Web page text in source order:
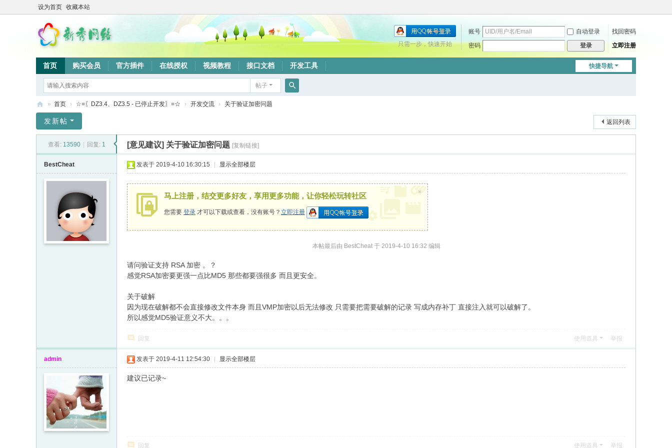
设为首页 收藏本站
账号 自动登录
找回密码
密码
登录 立即注册
只需一步，快速开始
快捷导航
首页 购买会员 官方插件 在线授权 视频教程 接口文档 开发工具
帖子
秀
» 首页 › ☆=〖DZ3.4、DZ3.5 - 已停止开发〗=☆ › 开发交流 › 关于验证加密问题
返回列表
发新帖
查看: 13590 回复: 1 [意见建议] 关于验证加密问题 [复制链接]
BestCheat 发表于 2019-4-10 16:30:15 显示全部楼层
马上注册，结交更多好友，享用更多功能，让你轻松玩转社区
您需要 登录 才可以下载或查看，没有账号？ 立即注册
×
本帖最后由 BestCheat 于 2019-4-10 16:32 编辑
请问验证支持 RSA 加密 。？
感觉RSA加密要更强一点比MD5 那些都要强很多 而且更安全。
关于破解
因为现在破解都不会直接修改文件本身 而且VMP加密以后无法修改 只需要把需要破解的记录 写成内存补丁 直接注入就可以破解了。
所以感觉MD5验证意义不大。。。
回复 使用道具 举报
admin 发表于 2019-4-11 12:54:30 显示全部楼层
建议已记录~
回复 使用道具 举报